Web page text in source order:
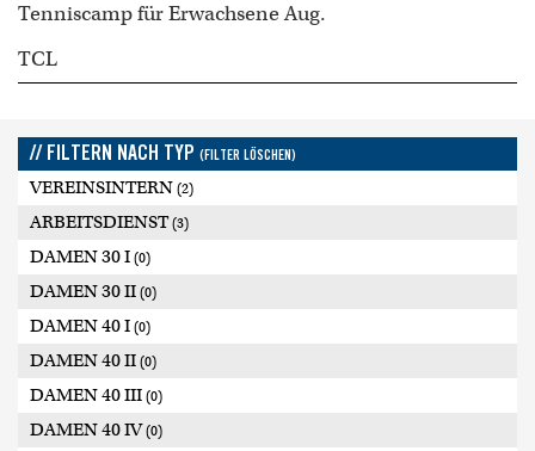
Tenniscamp für Erwachsene Aug.
TCL
// FILTERN NACH TYP (FILTER LÖSCHEN)
VEREINSINTERN (2)
ARBEITSDIENST(3)
DAMEN 30 I (0)
DAMEN 30 II (0)
DAMEN 40 I (0)
DAMEN 40 II (0)
DAMEN 40 III (0)
DAMEN 40 IV(0)